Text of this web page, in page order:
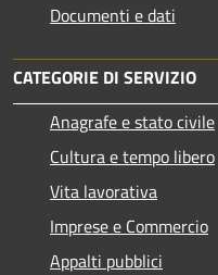
Documenti e dati
CATEGORIE DI SERVIZIO
Anagrafe e stato civile
Cultura e tempo libero
Vita lavorativa
Imprese e Commercio
Appalti pubblici